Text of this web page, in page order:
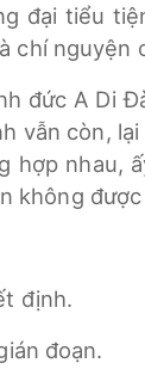
đại tiểu
chí nguyện
đức A Di
vẫn còn,
hợp nhau,
không
định.
đoạn.